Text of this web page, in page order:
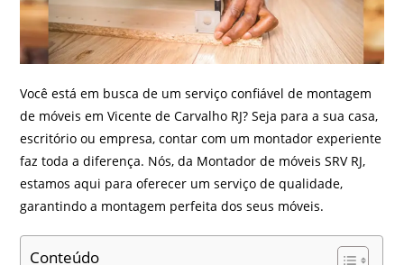
Você está em busca de um serviço confiável de montagem
de móveis em Vicente de Carvalho RJ? Seja para a sua casa,
escritório ou empresa, contar com um montador experiente
faz toda a diferença. Nós, da Montador de móveis SRV RJ,
estamos aqui para oferecer um serviço de qualidade,
garantindo a montagem perfeita dos seus móveis.
Conteúdo